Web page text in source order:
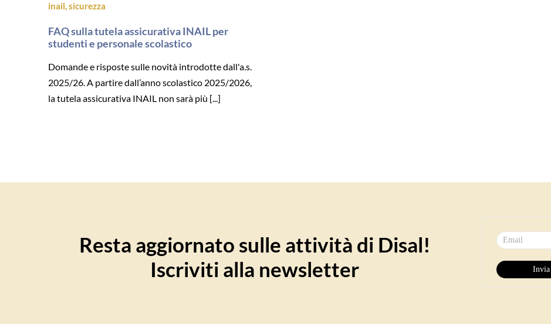
inail,sicurezza
FAQ sulla tutela assicurativa INAIL per
studenti e personale scolastico
Domande e risposte sulle novità introdotte dall'a.s.
2025/26. A partire dall’anno scolastico 2025/2026,
la tutela assicurativa INAIL non sarà più [...]
Resta aggiornato sulle attività di Disal!
Iscriviti alla newsletter